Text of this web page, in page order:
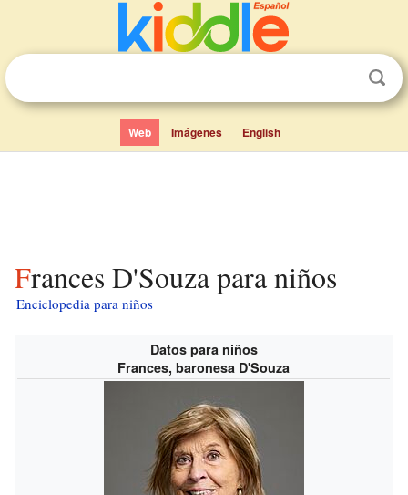
Web Imágenes English
Frances D'Souza para niños
Enciclopedia para niños
Datos para niños
Frances, baronesa D'Souza